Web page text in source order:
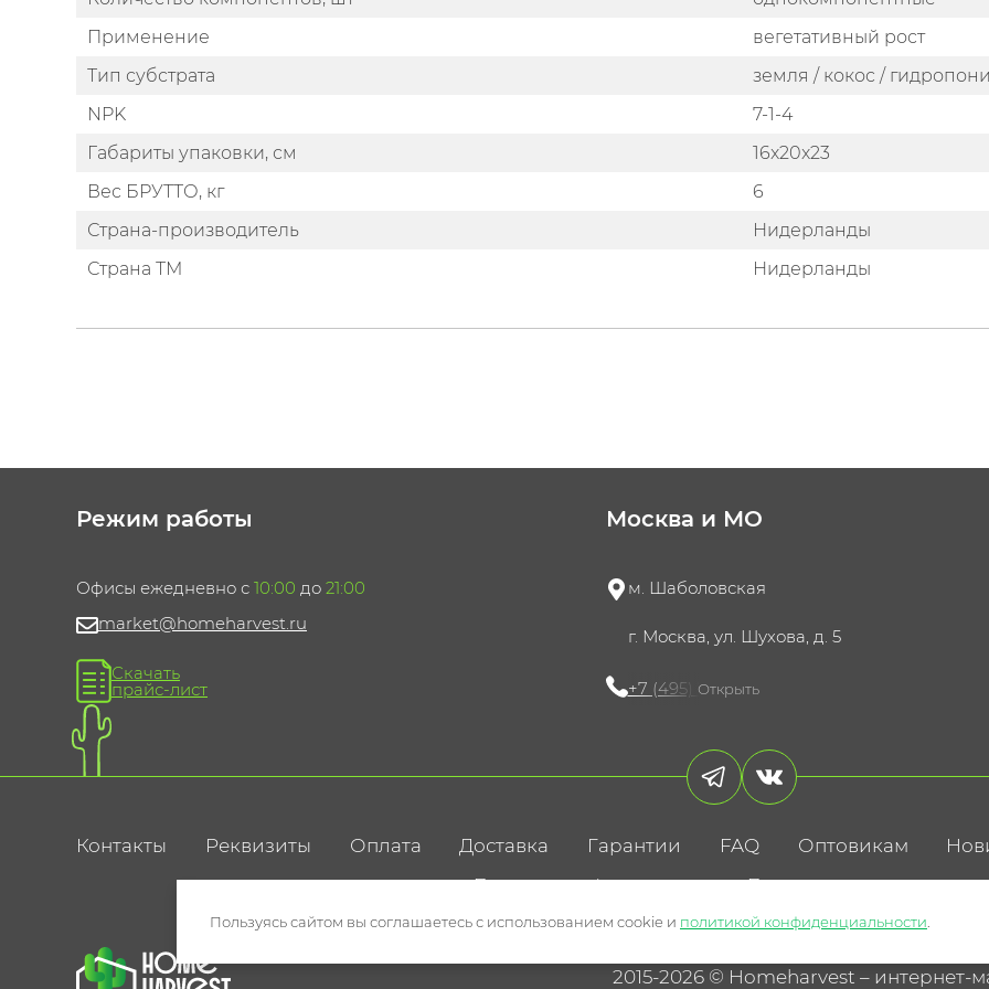
Применение
вегетативный рост
Тип субстрата
земля / кокос /
NPK
7-1-4
Габариты упаковки, см
16x20x23
Вес БРУТТО, кг
6
Страна-производитель
Нидерланды
Страна ТМ
Нидерланды
Режим работы
Офисы ежедневно с 10:00 до 21:00
market@homeharvest.ru
Скачать
прайс-лист
Москва и МО
м. Шаболовская
г. Москва, ул. Шухова, д. 5
+7 (495) 721-60-15
Открыть
Контакты Реквизиты Оплата Доставка Гарантии FAQ Оптовикам
Политика конфиденциальностиПользовательское
2015-2026 © Homeharvest – интернет-
Пользуясь сайтом вы соглашаетесь с использованием cookie и политикой конфиденциальности